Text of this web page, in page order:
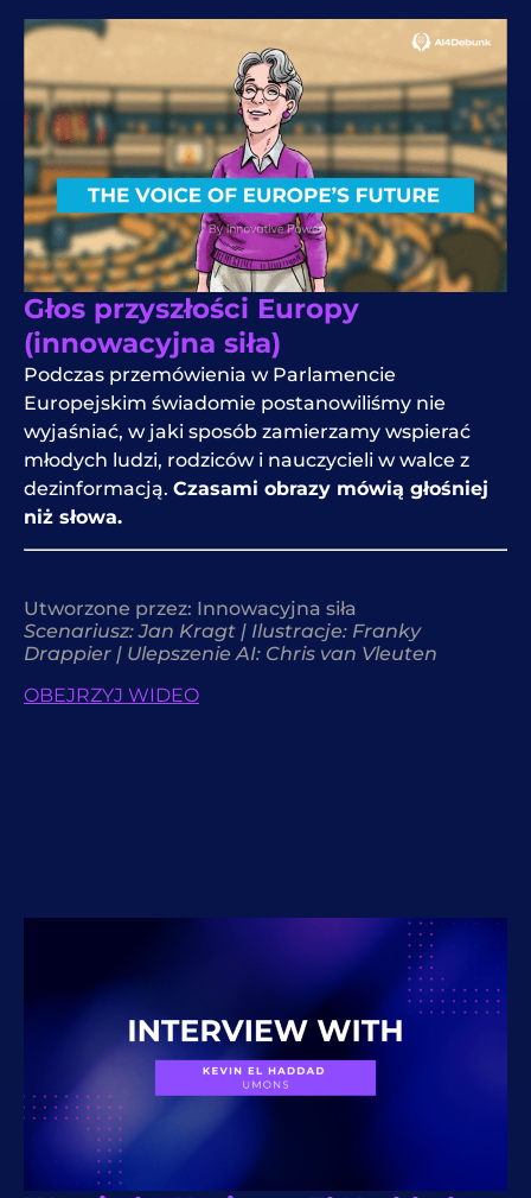
Głos przyszłości Europy
(innowacyjna siła)
Podczas przemówienia w Parlamencie
Europejskim świadomie postanowiliśmy nie
wyjaśniać, w jaki sposób zamierzamy wspierać
młodych ludzi, rodziców i nauczycieli w walce z
dezinformacją. Czasami obrazy mówią głośniej
niż słowa.
Utworzone przez: Innowacyjna siła
Scenariusz: Jan Kragt | Ilustracje: Franky
Drappier | Ulepszenie AI: Chris van Vleuten
OBEJRZYJ WIDEO